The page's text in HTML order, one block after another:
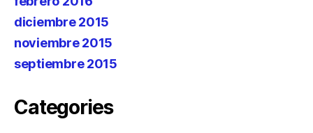
diciembre 2015
noviembre 2015
septiembre 2015
Categories